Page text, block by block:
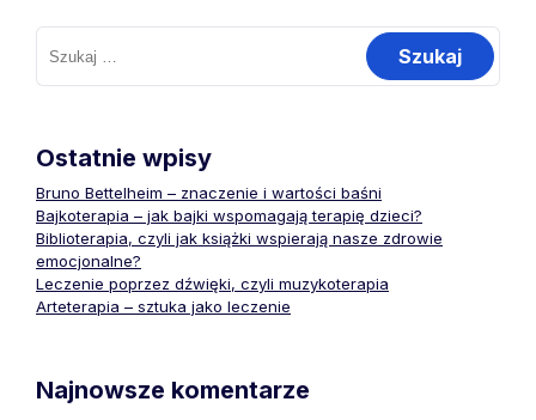
Szukaj:
Ostatnie wpisy
Bruno Bettelheim – znaczenie i wartości baśni
Bajkoterapia – jak bajki wspomagają terapię dzieci?
Biblioterapia, czyli jak książki wspierają nasze zdrowie
emocjonalne?
Leczenie poprzez dźwięki, czyli muzykoterapia
Arteterapia – sztuka jako leczenie
Najnowsze komentarze